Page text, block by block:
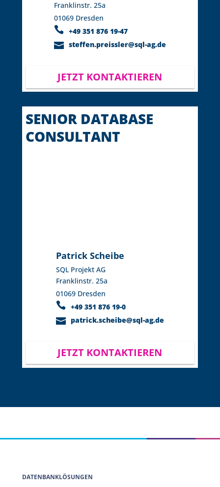
Franklinstr. 25a
01069 Dresden
+49 351 876 19-47
steffen.preissler@sql-ag.de
JETZT KONTAKTIEREN
SENIOR DATABASE
CONSULTANT
Patrick Scheibe
SQL Projekt AG
Franklinstr. 25a
01069 Dresden
+49 351 876 19-0
patrick.scheibe@sql-ag.de
JETZT KONTAKTIEREN
DATENBANKLÖSUNGEN